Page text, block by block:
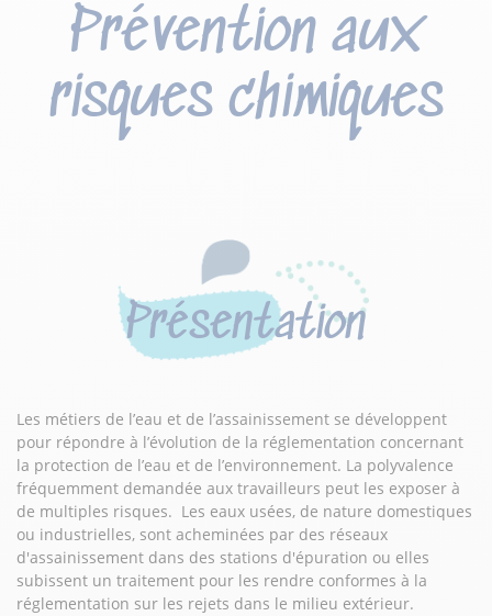
Prévention aux
risques chimiques
Présentation
Les métiers de l’eau et de l’assainissement se développent
pour répondre à l’évolution de la réglementation concernant
la protection de l’eau et de l’environnement. La polyvalence
fréquemment demandée aux travailleurs peut les exposer à
de multiples risques. Les eaux usées, de nature domestiques
ou industrielles, sont acheminées par des réseaux
d'assainissement dans des stations d'épuration ou elles
subissent un traitement pour les rendre conformes à la
réglementation sur les rejets dans le milieu extérieur.